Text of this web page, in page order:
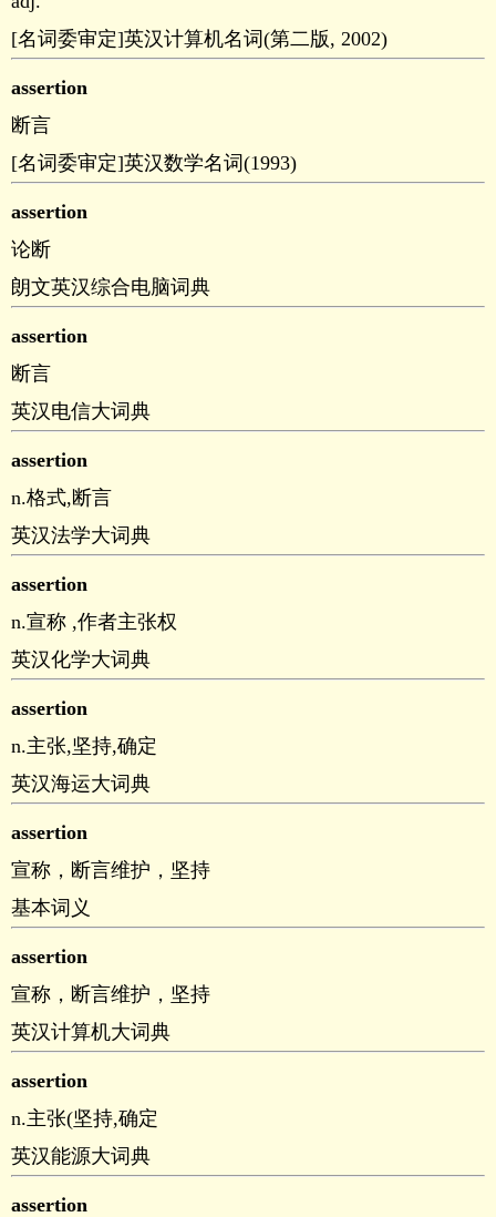
[名词委审定]英汉计算机名词(第二版, 2002)
assertion
断言
[名词委审定]英汉数学名词(1993)
assertion
论断
朗文英汉综合电脑词典
assertion
断言
英汉电信大词典
assertion
n.格式,断言
英汉法学大词典
assertion
n.宣称 ,作者主张权
英汉化学大词典
assertion
n.主张,坚持,确定
英汉海运大词典
assertion
宣称，断言维护，坚持
基本词义
assertion
宣称，断言维护，坚持
英汉计算机大词典
assertion
n.主张(坚持,确定
英汉能源大词典
assertion